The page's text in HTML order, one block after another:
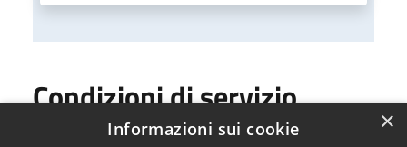
Condizioni di servizio
×
Informazioni sui cookie